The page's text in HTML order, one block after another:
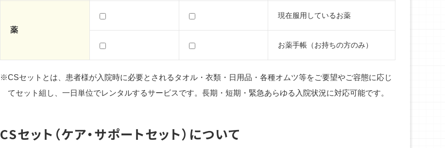
薬
現在服用しているお薬
お薬手帳（お持ちの方のみ）
※CSセットとは、患者様が入院時に必要とされるタオル・衣類・日用品・各種オムツ等をご要望やご容態に応じ
てセット組し、一日単位でレンタルするサービスです。長期・短期・緊急あらゆる入院状況に対応可能です。
CSセット（ケア・サポートセット）について